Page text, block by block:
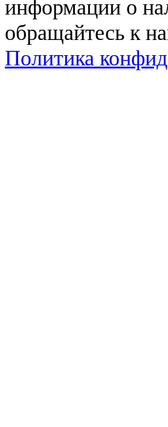
информации о
обращайтесь к
Политика